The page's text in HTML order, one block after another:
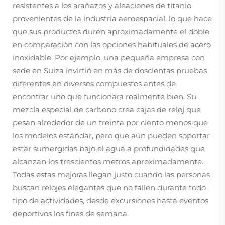
resistentes a los arañazos y aleaciones de titanio
provenientes de la industria aeroespacial, lo que hace
que sus productos duren aproximadamente el doble
en comparación con las opciones habituales de acero
inoxidable. Por ejemplo, una pequeña empresa con
sede en Suiza invirtió en más de doscientas pruebas
diferentes en diversos compuestos antes de
encontrar uno que funcionara realmente bien. Su
mezcla especial de carbono crea cajas de reloj que
pesan alrededor de un treinta por ciento menos que
los modelos estándar, pero que aún pueden soportar
estar sumergidas bajo el agua a profundidades que
alcanzan los trescientos metros aproximadamente.
Todas estas mejoras llegan justo cuando las personas
buscan relojes elegantes que no fallen durante todo
tipo de actividades, desde excursiones hasta eventos
deportivos los fines de semana.